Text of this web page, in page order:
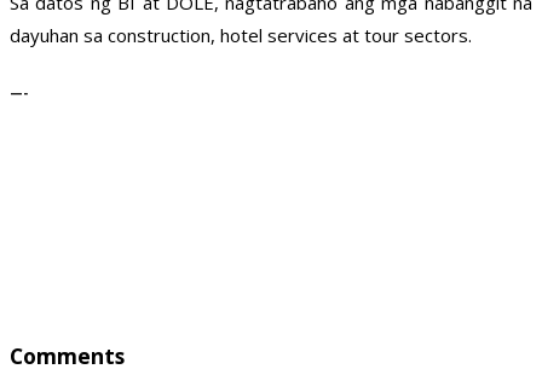
dayuhan sa construction, hotel services at tour sectors.
—-
Comments